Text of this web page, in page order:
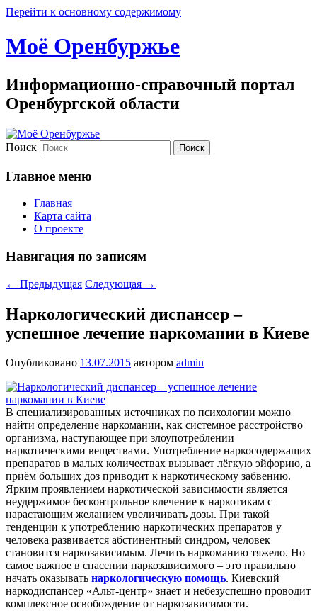
Перейти к основному содержимому
Моё Оренбуржье
Информационно-справочный портал
Оренбургской области
Поиск
Главное меню
Главная
Карта сайта
О проекте
Навигация по записям
← Предыдущая Следующая →
Наркологический диспансер –
успешное лечение наркомании в Киеве
Опубликовано 13.07.2015 автором admin
В специализированных источниках по психологии можно
найти определение наркомании, как системное расстройство
организма, наступающее при злоупотреблении
наркотическими веществами. Употребление наркосодержащих
препаратов в малых количествах вызывает лёгкую эйфорию, а
приём больших доз приводит к наркотическому забвению.
Ярким проявлением наркотической зависимости является
неудержимое бесконтрольное влечение к наркотикам с
нарастающим желанием увеличивать дозы. При такой
тенденции к употреблению наркотических препаратов у
человека развивается абстинентный синдром, человек
становится наркозависимым. Лечить наркоманию тяжело. Но
самое важное в спасении наркозависимого – это правильно
начать оказывать наркологическую помощь. Киевский
наркодиспансер «Альт-центр» знает и небезуспешно проводит
комплексное освобождение от наркозависимости.